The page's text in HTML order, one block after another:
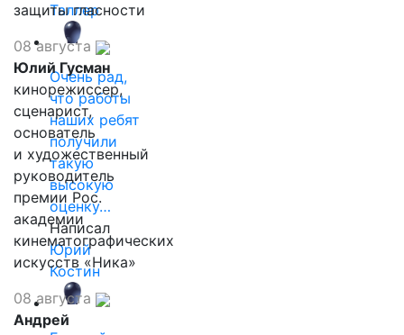
Таллер
Очень рад,
что работы
наших ребят
получили
такую
высокую
оценку…
Написал
Юрий
Костин
защиты гласности
08 августа
Юлий Гусман
кинорежиссер,
сценарист,
основатель
и художественный
руководитель
премии Рос.
академии
кинематографических
искусств «Ника»
08 августа
Андрей